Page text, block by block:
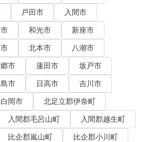
戸田市
入間市
和光市
新座市
北本市
八潮市
市 蓮田市
坂戸市
市 日高市
吉川市
白岡市
北足立郡伊奈町
入間郡毛呂山町
入間郡越生町
比企郡嵐山町
比企郡小川町